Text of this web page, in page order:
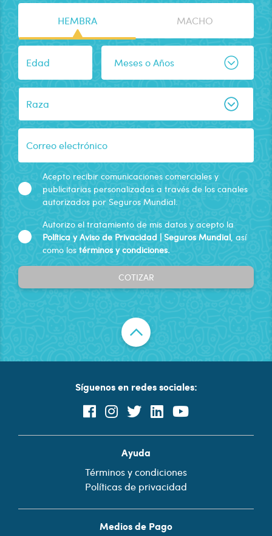
HEMBRA MACHO
Edad Meses o Años
Raza
Correo electrónico
Acepto recibir comunicaciones comerciales y
publicitarias personalizadas a través de los canales
autorizados por Seguros Mundial.
Autorizo el tratamiento de mis datos y acepto la
Política y Aviso de Privacidad | Seguros Mundial, así
como los términos y condiciones.
COTIZAR
Síguenos en redes sociales:
Ayuda
Términos y condiciones
Políticas de privacidad
Medios de Pago